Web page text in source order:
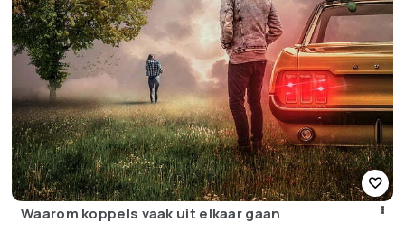
Waarom koppels vaak uit elkaar gaan